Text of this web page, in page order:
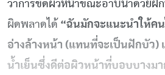
ว่าการขัดผิวหน้าขณะอาบน้ำด้วยฝั
ผิดพลาดได้ “ฉันมักจะแนะนำให้ค
อ่างล้างหน้า (แทนที่จะเป็นฝักบัว)
น้ำเย็นซึ่งดีต่อผิวหน้าที่บอบบางมา